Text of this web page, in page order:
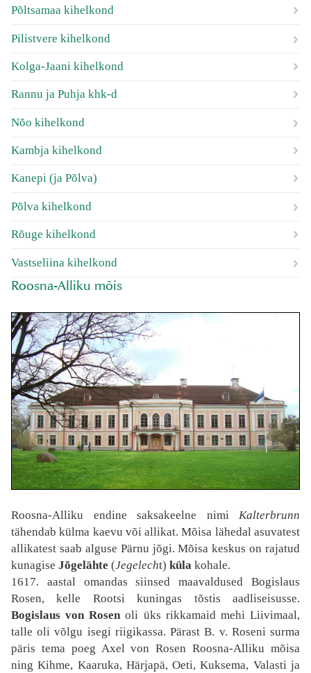
Põltsamaa kihelkond
Pilistvere kihelkond
Kolga-Jaani kihelkond
Rannu ja Puhja khk-d
Nõo kihelkond
Kambja kihelkond
Kanepi (ja Põlva)
Põlva kihelkond
Rõuge kihelkond
Vastseliina kihelkond
Roosna-Alliku mõis
Roosna-Alliku endine saksakeelne nimi Kalterbrunn
tähendab külma kaevu või allikat. Mõisa lähedal asuvatest
allikatest saab alguse Pärnu jõgi. Mõisa keskus on rajatud
kunagise Jõgelähte (Jegelecht) küla kohale.
1617. aastal omandas siinsed maavaldused Bogislaus
Rosen, kelle Rootsi kuningas tõstis aadliseisusse.
Bogislaus von Rosen oli üks rikkamaid mehi Liivimaal,
talle oli võlgu isegi riigikassa. Pärast B. v. Roseni surma
päris tema poeg Axel von Rosen Roosna-Alliku mõisa
ning Kihme, Kaaruka, Härjapä, Oeti, Kuksema, Valasti ja